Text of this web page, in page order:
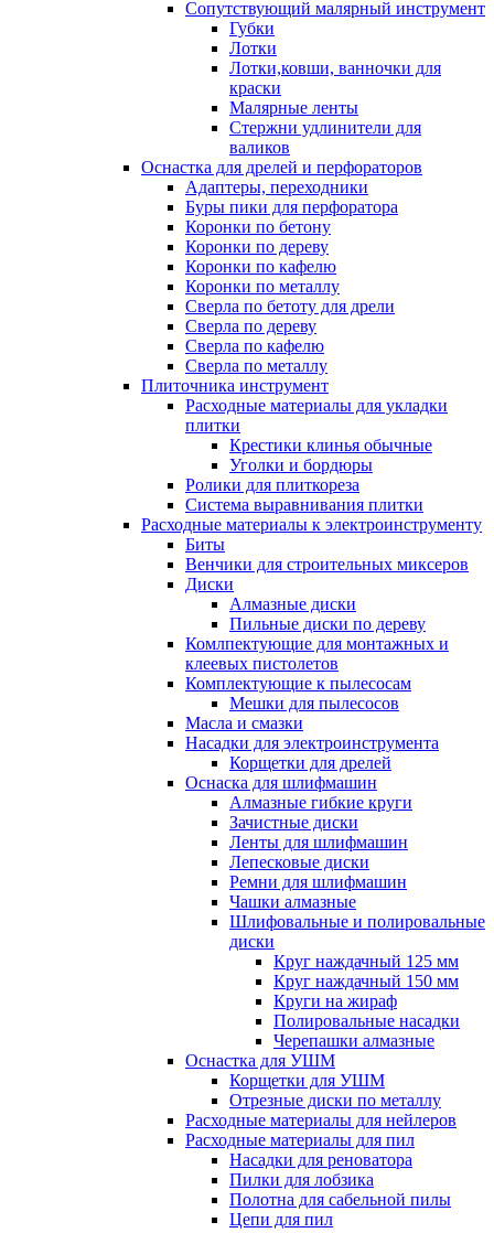
Сопутствующий малярный инструмент
Губки
Лотки
Лотки,ковши, ванночки для
краски
Малярные ленты
Стержни удлинители для
валиков
Оснастка для дрелей и перфораторов
Адаптеры, переходники
Буры пики для перфоратора
Коронки по бетону
Коронки по дереву
Коронки по кафелю
Коронки по металлу
Сверла по бетоту для дрели
Сверла по дереву
Сверла по кафелю
Сверла по металлу
Плиточника инструмент
Расходные материалы для укладки
плитки
Крестики клинья обычные
Уголки и бордюры
Ролики для плиткореза
Система выравнивания плитки
Расходные материалы к электроинструменту
Биты
Венчики для строительных миксеров
Диски
Алмазные диски
Пильные диски по дереву
Комлпектующие для монтажных и
клеевых пистолетов
Комплектующие к пылесосам
Мешки для пылесосов
Масла и смазки
Насадки для электроинструмента
Корщетки для дрелей
Оснаска для шлифмашин
Алмазные гибкие круги
Зачистные диски
Ленты для шлифмашин
Лепесковые диски
Ремни для шлифмашин
Чашки алмазные
Шлифовальные и полировальные
диски
Круг наждачный 125 мм
Круг наждачный 150 мм
Круги на жираф
Полировальные насадки
Черепашки алмазные
Оснастка для УШМ
Корщетки для УШМ
Отрезные диски по металлу
Расходные материалы для нейлеров
Расходные материалы для пил
Насадки для реноватора
Пилки для лобзика
Полотна для сабельной пилы
Цепи для пил